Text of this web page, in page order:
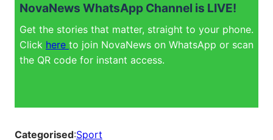
NovaNews WhatsApp Channel is LIVE!
Get the stories that matter, straight to your phone.
Click here to join NovaNews on WhatsApp or scan
the QR code for instant access.
Categorised:Sport